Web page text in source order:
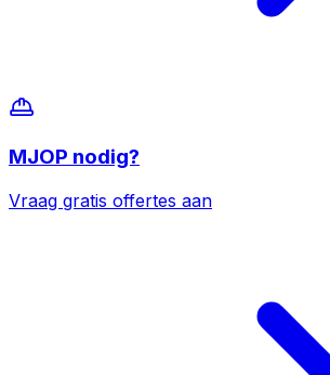
MJOP nodig?
Vraag gratis offertes aan